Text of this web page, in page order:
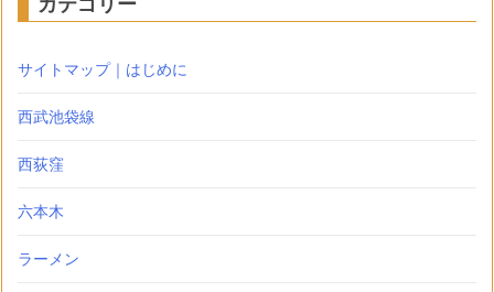
カテゴリー
サイトマップ｜はじめに
西武池袋線
西荻窪
六本木
ラーメン